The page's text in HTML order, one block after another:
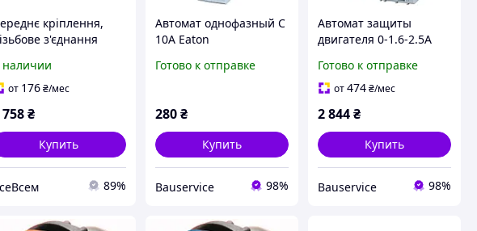
кріплення,
з'єднання
1/1S
наличии
от 176₴/мес
758₴
Купить
89%
Автомат однофазный C
10A Eaton
Готово к отправке
280 ₴
Купить
Bauservice 98%
Автомат защиты
двигателя 0-1.6-2.5A
Готово к отправке
от474₴/мес
2 844₴
Купить
Bauservice 98%